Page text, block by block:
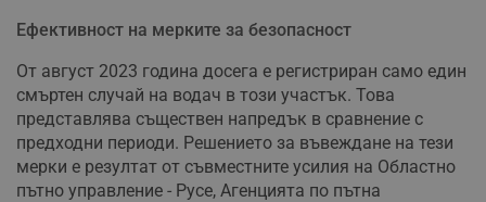
Ефективност на мерките за безопасност
От август 2023 година досега е регистриран само един
смъртен случай на водач в този участък. Това
представлява съществен напредък в сравнение с
предходни периоди. Решението за въвеждане на тези
мерки е резултат от съвместните усилия на Областно
пътно управление - Русе, Агенцията по пътна